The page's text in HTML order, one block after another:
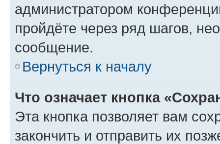
администратором
пройдёте через ряд шагов,
сообщение.
Вернуться к началу
Что означает кнопка
Эта кнопка позволяет вам
закончить и отправить их